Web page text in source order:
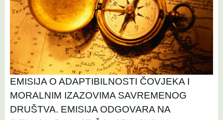
EMISIJA O ADAPTIBILNOSTI ČOVJEKA I
MORALNIM IZAZOVIMA SAVREMENOG
DRUŠTVA. EMISIJA ODGOVARA NA